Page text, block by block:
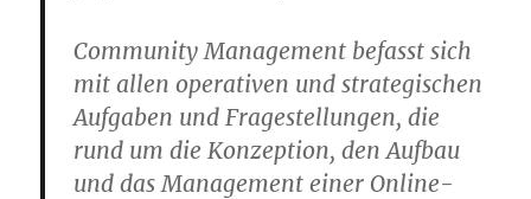
Community Management befasst sich
mit allen operativen und strategischen
Aufgaben und Fragestellungen, die
rund um die Konzeption, den Aufbau
und das Management einer Online-